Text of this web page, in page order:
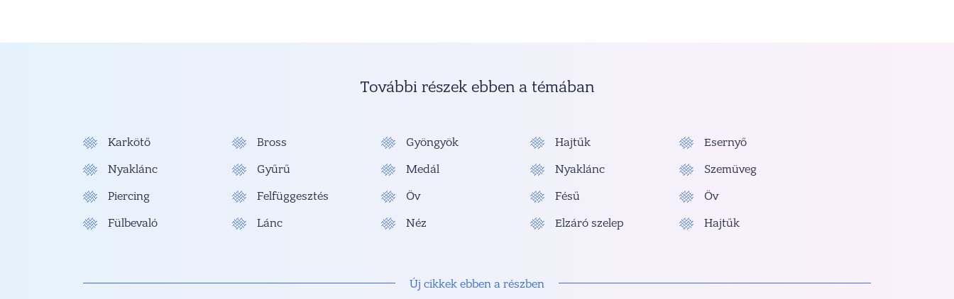
További részek ebben a témában
Karkötő Bross Gyöngyök Hajtűk Esernyő
Nyaklánc Gyűrű Medál Nyaklánc Szemüveg
Piercing Felfüggesztés Öv Fésű Öv
Fülbevaló Lánc Néz Elzáró szelep Hajtűk
Új cikkek ebben a részben